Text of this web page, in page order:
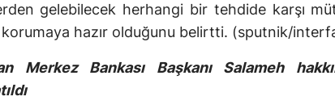
gelebilecek herhangi bir tehdide karşı
korumaya hazır olduğunu belirtti. (sputnik/
Merkez Bankası Başkanı Salameh